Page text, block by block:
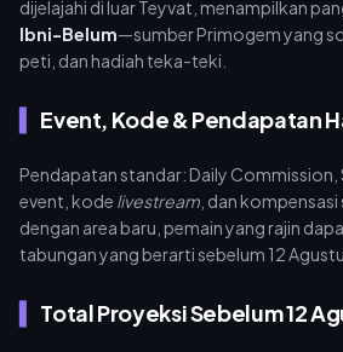
dijelajahi di luar Teyvat, menampilkan
Ibni-Belum—sumber Primogem yang
peti, dan hadiah teka-teki.
Event, Kode & Pendapatan
Pendapatan standar: Daily Commission,
event, kode livestream , dan
dengan area baru, pemain yang rajin
tabungan yang berarti sebelum 12
Total Proyeksi Sebelum 12